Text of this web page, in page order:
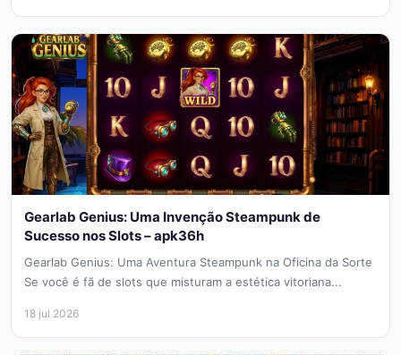
Gearlab Genius: Uma Invenção Steampunk de
Sucesso nos Slots – apk36h
Gearlab Genius: Uma Aventura Steampunk na Oficina da Sorte
Se você é fã de slots que misturam a estética vitoriana...
18 jul 2026